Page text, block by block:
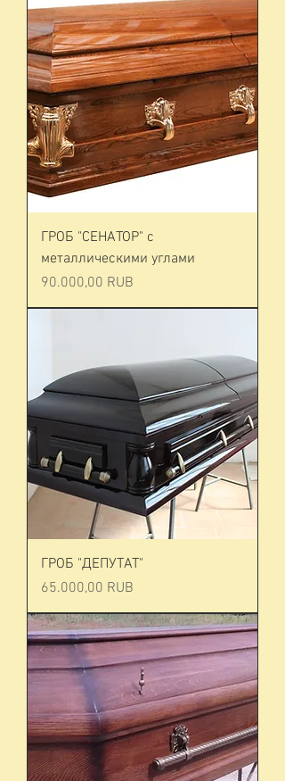
ГРОБ "СЕНАТОР" с
металлическими углами
Prezzo
90.000,00 RUB
ГРОБ "ДЕПУТАТ"
Prezzo
65.000,00 RUB